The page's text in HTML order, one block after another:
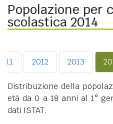
Popolazione per
scolastica 2014
2012 2013
Distribuzione della
età da 0 a 18 anni al 1°
dati ISTAT.